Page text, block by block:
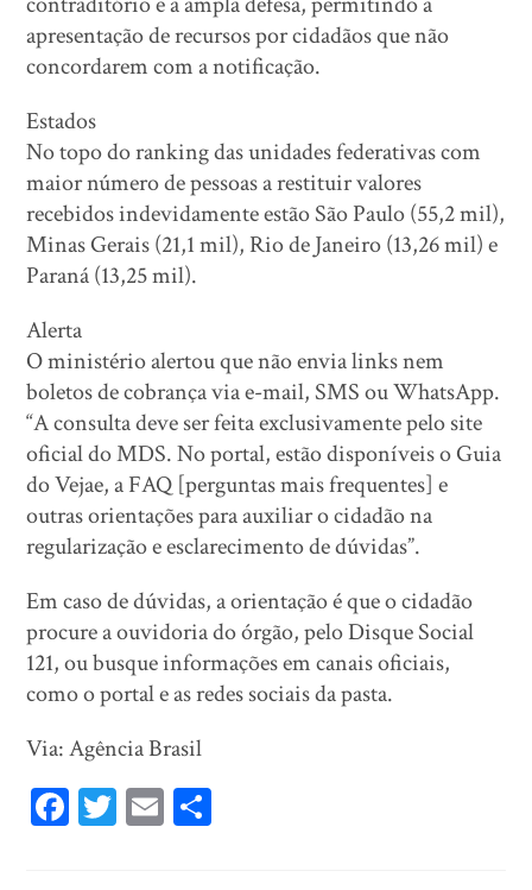
apresentação de recursos por cidadãos que não
concordarem com a notificação.
Estados
No topo do ranking das unidades federativas com
maior número de pessoas a restituir valores
recebidos indevidamente estão São Paulo (55,2 mil),
Minas Gerais (21,1 mil), Rio de Janeiro (13,26 mil) e
Paraná (13,25 mil).
Alerta
O ministério alertou que não envia links nem
boletos de cobrança via e-mail, SMS ou WhatsApp.
“A consulta deve ser feita exclusivamente pelo site
oficial do MDS. No portal, estão disponíveis o Guia
do Vejae, a FAQ [perguntas mais frequentes] e
outras orientações para auxiliar o cidadão na
regularização e esclarecimento de dúvidas”.
Em caso de dúvidas, a orientação é que o cidadão
procure a ouvidoria do órgão, pelo Disque Social
121, ou busque informações em canais oficiais,
como o portal e as redes sociais da pasta.
Via: Agência Brasil
Fa T E